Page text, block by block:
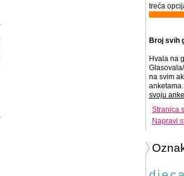
treća
Broj svih
Hvala na
na svim
svoju
Stranica
Napravi